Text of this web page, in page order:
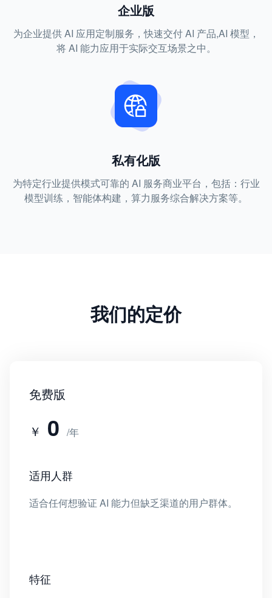
企业版
为企业提供 AI 应用定制服务，快速交付 AI 产品,AI 模型，
将 AI 能力应用于实际交互场景之中。
私有化版
为特定行业提供模式可靠的 AI 服务商业平台，包括：行业
模型训练，智能体构建，算力服务综合解决方案等。
我们的定价
免费版
￥ 0 /年
适用人群
适合任何想验证 AI 能力但缺乏渠道的用户群体。
特征